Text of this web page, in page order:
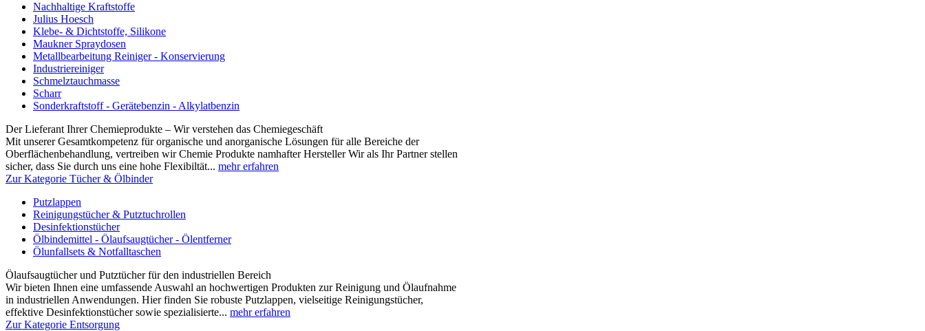
Nachhaltige Kraftstoffe
Julius Hoesch
Klebe- & Dichtstoffe, Silikone
Maukner Spraydosen
Metallbearbeitung Reiniger - Konservierung
Industriereiniger
Schmelztauchmasse
Scharr
Sonderkraftstoff - Gerätebenzin - Alkylatbenzin
Der Lieferant Ihrer Chemieprodukte – Wir verstehen das Chemiegeschäft
Mit unserer Gesamtkompetenz für organische und anorganische Lösungen für alle Bereiche der
Oberflächenbehandlung, vertreiben wir Chemie Produkte namhafter Hersteller Wir als Ihr Partner stellen
sicher, dass Sie durch uns eine hohe Flexibiltät... mehr erfahren
Zur Kategorie Tücher & Ölbinder
Putzlappen
Reinigungstücher & Putztuchrollen
Desinfektionstücher
Ölbindemittel - Ölaufsaugtücher - Ölentferner
Ölunfallsets & Notfalltaschen
Ölaufsaugtücher und Putztücher für den industriellen Bereich
Wir bieten Ihnen eine umfassende Auswahl an hochwertigen Produkten zur Reinigung und Ölaufnahme
in industriellen Anwendungen. Hier finden Sie robuste Putzlappen, vielseitige Reinigungstücher,
effektive Desinfektionstücher sowie spezialisierte... mehr erfahren
Zur Kategorie Entsorgung